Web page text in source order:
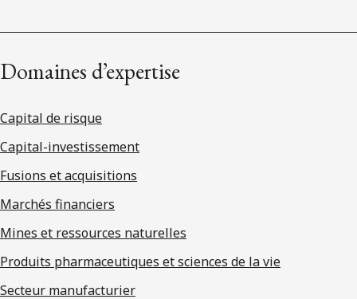
Domaines d’expertise
Capital de risque
Capital-investissement
Fusions et acquisitions
Marchés financiers
Mines et ressources naturelles
Produits pharmaceutiques et sciences de la vie
Secteur manufacturier